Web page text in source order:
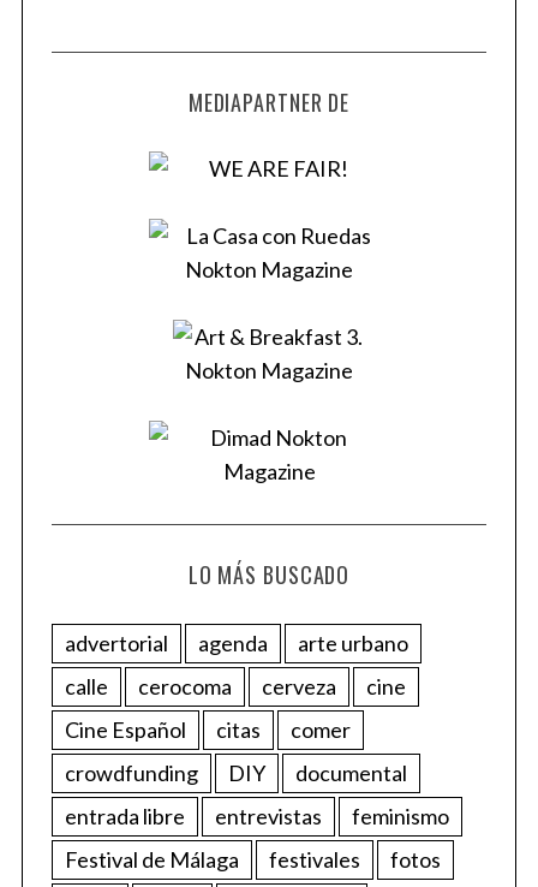
MEDIAPARTNER DE
LO MÁS BUSCADO
advertorial agenda
arte urbano
calle
cerocoma cerveza
cine
Cine Español
citas
comer
crowdfunding
DIY
documental
entrada libre
entrevistas
feminismo
Festival de Málaga
festivales
fotos